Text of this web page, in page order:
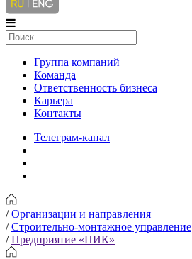
Группа компаний
Команда
Ответственность бизнеса
Карьера
Контакты
Телеграм-канал
/ Организации и направления
/ Строительно-монтажное управление
/ Предприятие «ПИК»